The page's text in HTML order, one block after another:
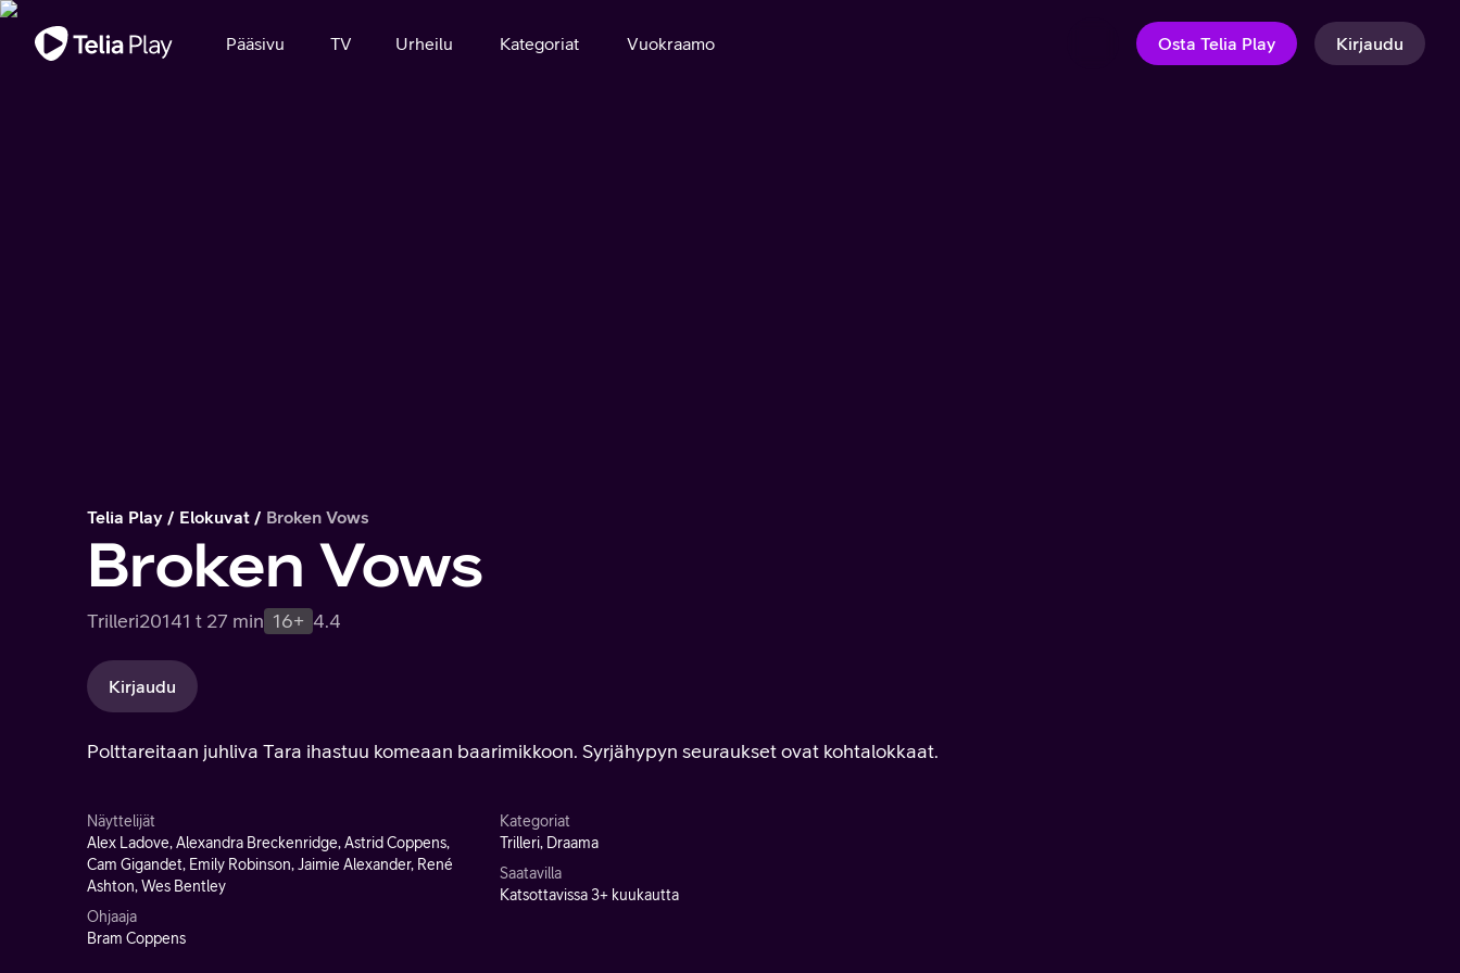
Tärkeä viesti
Pääsivu TV Urheilu Kategoriat Vuokraamo Osta Telia Play Kirjaudu
Telia Play Elokuvat Broken Vows
Broken Vows
Trilleri20141 t 27 min 16+ 4.4
Kirjaudu
Polttareitaan juhliva Tara ihastuu komeaan baarimikkoon. Syrjähypyn seuraukset ovat kohtalokkaat.
Näyttelijät
Alex Ladove, Alexandra Breckenridge, Astrid Coppens,
Cam Gigandet, Emily Robinson, Jaimie Alexander, René
Ashton, Wes Bentley
Ohjaaja
Bram Coppens
Kategoriat
Trilleri, Draama
Saatavilla
Katsottavissa 3+ kuukautta